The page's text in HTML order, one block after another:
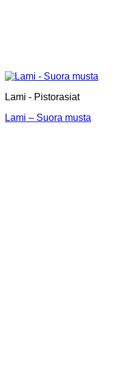
Lami - Pistorasiat
Lami – Suora musta